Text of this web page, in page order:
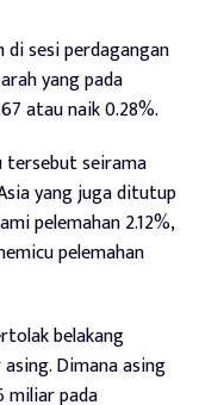
sesi perdagangan
yang pada
atau naik 0.28%.
tersebut seirama
yang juga ditutup
pelemahan 2.12%,
pelemahan
belakang
Dimana asing
miliar pada